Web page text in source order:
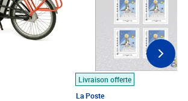
Livraison offerte
La Poste